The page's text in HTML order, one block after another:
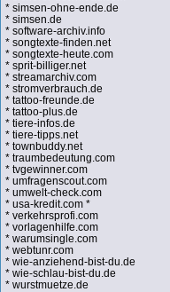
* simsen-ohne-ende.de
* simsen.de
* software-archiv.info
* songtexte-finden.net
* songtexte-heute.com
* sprit-billiger.net
* streamarchiv.com
* stromverbrauch.de
* tattoo-freunde.de
* tattoo-plus.de
* tiere-infos.de
* tiere-tipps.net
* townbuddy.net
* traumbedeutung.com
* tvgewinner.com
* umfragenscout.com
* umwelt-check.com
* usa-kredit.com *
* verkehrsprofi.com
* vorlagenhilfe.com
* warumsingle.com
* webtunr.com
* wie-anziehend-bist-du.de
* wie-schlau-bist-du.de
* wurstmuetze.de